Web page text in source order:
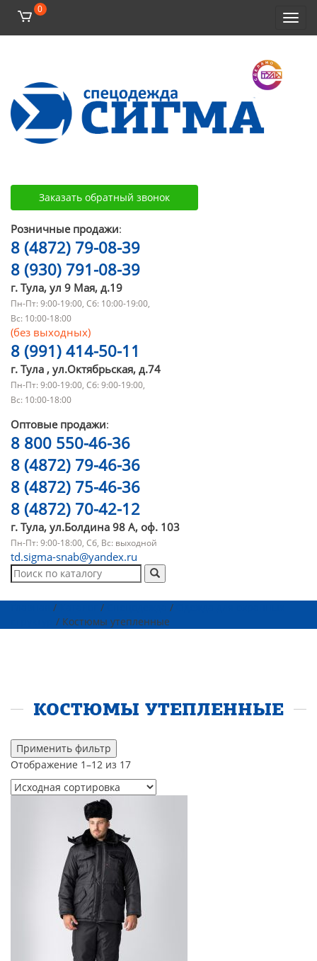
0
Заказать обратный звонок
Розничные продажи:
8 (4872) 79-08-39
8 (930) 791-08-39
г. Тула, ул 9 Мая, д.19
Пн-Пт: 9:00-19:00, Сб: 10:00-19:00,
Вс: 10:00-18:00
(без выходных)
8 (991) 414-50-11
г. Тула , ул.Октябрьская, д.74
Пн-Пт: 9:00-19:00, Сб: 9:00-19:00,
Вс: 10:00-18:00
Оптовые продажи:
8 800 550-46-36
8 (4872) 79-46-36
8 (4872) 75-46-36
8 (4872) 70-42-12
г. Тула, ул.Болдина 98 А, оф. 103
Пн-Пт: 9:00-18:00, Сб, Вс: выходной
td.sigma-snab@yandex.ru
/ / /
/ Костюмы утепленные
КОСТЮМЫ УТЕПЛЕННЫЕ
Применить фильтр
Отображение 1–12 из 17